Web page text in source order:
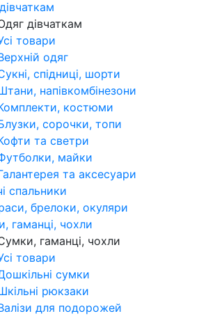
дівчаткам
товари
одяг
спідниці, шорти
напівкомбінезони
костюми
сорочки, топи
та светри
майки
та аксесуари
спальники
брелоки, окуляри
гаманці, чохли
гаманці, чохли
товари
сумки
рюкзаки
для подорожей